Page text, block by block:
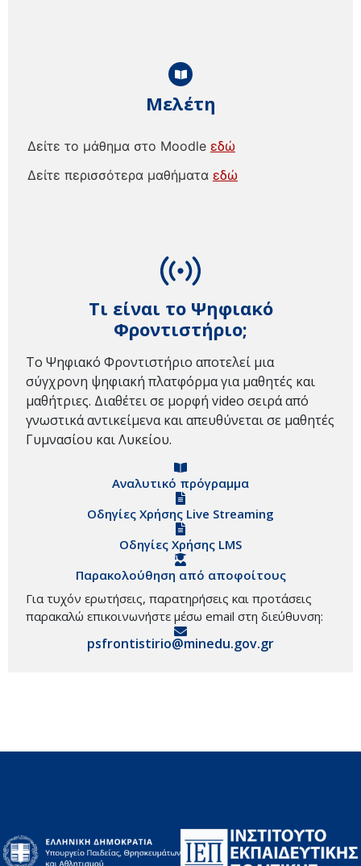
Τι είναι το Ψηφιακό
Φροντιστήριο;
Το Ψηφιακό Φροντιστήριο αποτελεί μια
σύγχρονη ψηφιακή πλατφόρμα για μαθητές και
μαθήτριες. Διαθέτει σε μορφή video σειρά από
γνωστικά αντικείμενα και απευθύνεται σε μαθητές
Γυμνασίου και Λυκείου.
Αναλυτικό πρόγραμμα
Οδηγίες Χρήσης Live Streaming
Οδηγίες Χρήσης LMS
Παρακολούθηση από αποφοίτους
Για τυχόν ερωτήσεις, παρατηρήσεις και προτάσεις
παρακαλώ επικοινωνήστε μέσω email στη διεύθυνση:
psfrontistirio@minedu.gov.gr
Μελέτη
Δείτε το μάθημα στο Moodle εδώ
Δείτε περισσότερα μαθήματα εδώ